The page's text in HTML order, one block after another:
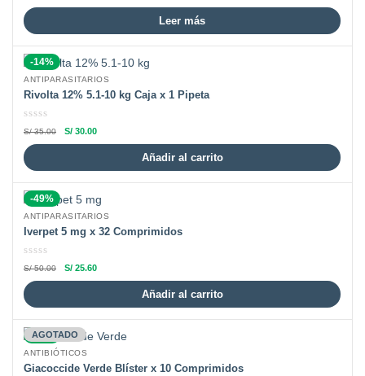
Leer más
-14%
ANTIPARASITARIOS
Rivolta 12% 5.1-10 kg Caja x 1 Pipeta
S/35.00 S/ 30.00
Añadir al carrito
-49%
ANTIPARASITARIOS
Iverpet 5 mg x 32 Comprimidos
S/50.00 S/ 25.60
Añadir al carrito
-13%
AGOTADO
ANTIBIÓTICOS
Giacoccide Verde Blíster x 10 Comprimidos